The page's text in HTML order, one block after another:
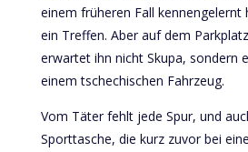
einem früheren Fall
ein Treffen. Aber auf dem
erwartet ihn nicht Skupa, sondern
einem tschechischen Fahrzeug.
Vom Täter fehlt jede Spur, und
Sporttasche, die kurz zuvor bei